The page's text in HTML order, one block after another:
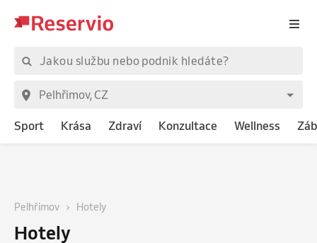
Sport Krása Zdraví Konzultace Wellness
Pelhřimov Hotely
Hotely